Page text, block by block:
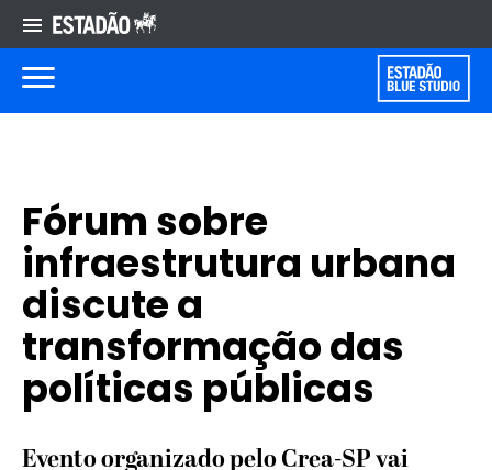
Fórum sobre
infraestrutura urbana
discute a
transformação das
políticas públicas
Evento organizado pelo Crea-SP vai